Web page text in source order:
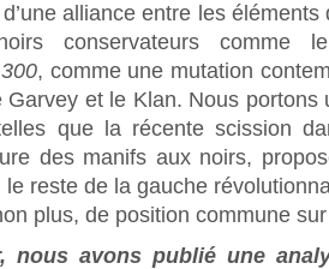
alliance entre les
conservateurs comme
, comme une mutation
Garvey et le Klan. Nous portons
que la récente scission
des manifs aux noirs,
reste de la gauche
plus, de position commune
nous avons publié une